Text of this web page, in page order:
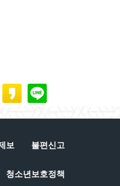
보 불편신고
청소년보호정책